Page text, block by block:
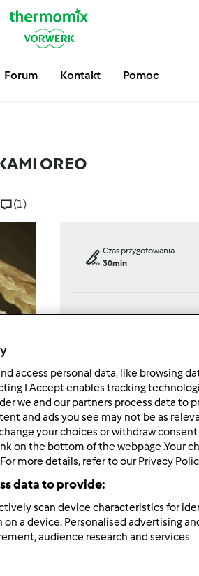
Forum Kontakt Pomoc
OREO
(1)
Czas przygotowania
30min
porcja/porcje/porcji
12 porcja/porcje/porcji
Poziom
access personal data, like browsing
I Accept enables tracking
we and our partners process data to
and ads you see may not be as
your choices or withdraw
on the bottom of the webpage .Your
more details, refer to our Privacy
data to provide:
scan device characteristics for
a device. Personalised advertising
audience research and services